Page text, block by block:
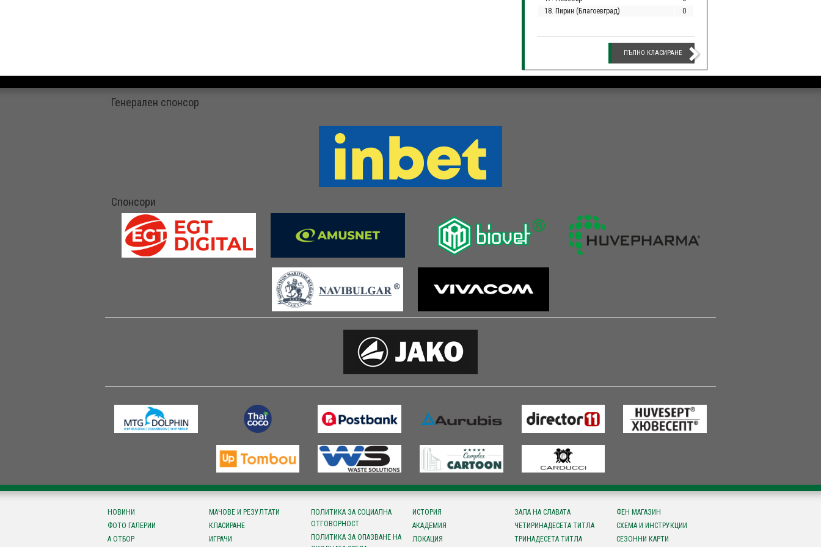
18. Пирин (Благоевград)
0
ПЪЛНО КЛАСИРАНЕ
Генерален спонсор
Спонсори
НОВИНИ
ФОТО ГАЛЕРИИ
А ОТБОР
МАЧОВЕ И РЕЗУЛТАТИ
КЛАСИРАНЕ
ИГРАЧИ
ПОЛИТИКА ЗА СОЦИАЛНА
ОТГОВОРНОСТ
ПОЛИТИКА ЗА ОПАЗВАНЕ НА
ИСТОРИЯ
АКАДЕМИЯ
ЛОКАЦИЯ
ЗАЛА НА СЛАВАТА
ЧЕТИРИНАДЕСЕТА ТИТЛА
ТРИНАДЕСЕТА ТИТЛА
ФЕН МАГАЗИН
СХЕМА И ИНСТРУКЦИИ
СЕЗОННИ КАРТИ